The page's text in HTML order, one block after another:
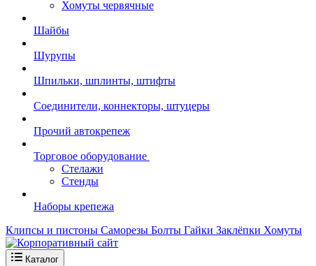
Хомуты червячные
Шайбы
Шурупы
Шпильки, шплинты, штифты
Соединители, коннекторы, штуцеры
Прочий автокрепеж
Торговое оборудование
Стелажи
Стенды
Наборы крепежа
Клипсы и пистоны Саморезы Болты Гайки Заклёпки Хомуты
Каталог